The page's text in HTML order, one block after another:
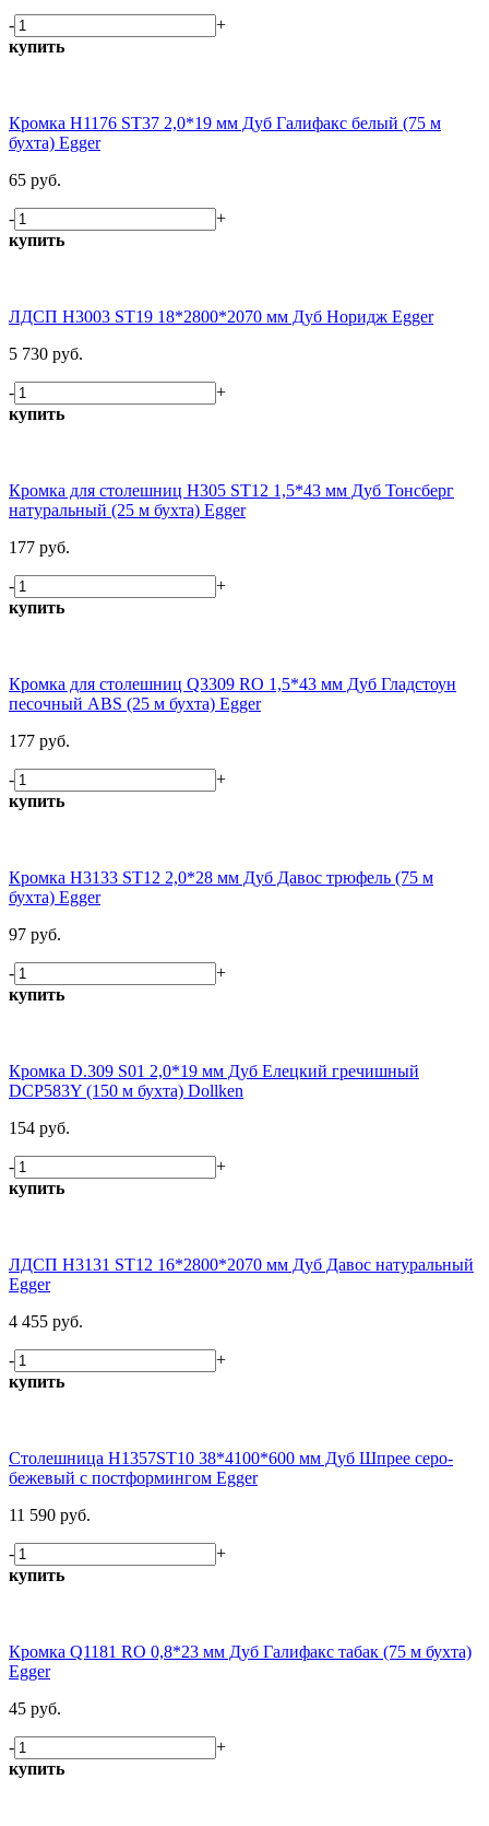
-
+
купить
Кромка H1176 ST37 2,0*19 мм Дуб Галифакс белый (75 м
бухта) Egger
65 руб.
-
+
купить
ЛДСП H3003 ST19 18*2800*2070 мм Дуб Норидж Egger
5 730 руб.
-
+
купить
Кромка для столешниц H305 ST12 1,5*43 мм Дуб Тонсберг
натуральный (25 м бухта) Egger
177 руб.
-
+
купить
Кромка для столешниц Q3309 RO 1,5*43 мм Дуб Гладстоун
песочный ABS (25 м бухта) Egger
177 руб.
-
+
купить
Кромка H3133 ST12 2,0*28 мм Дуб Давос трюфель (75 м
бухта) Egger
97 руб.
-
+
купить
Кромка D.309 S01 2,0*19 мм Дуб Елецкий гречишный
DCP583Y (150 м бухта) Dollken
154 руб.
-
+
купить
ЛДСП H3131 ST12 16*2800*2070 мм Дуб Давос натуральный
Egger
4 455 руб.
-
+
купить
Столешница H1357ST10 38*4100*600 мм Дуб Шпрее серо-
бежевый с постформингом Egger
11 590 руб.
-
+
купить
Кромка Q1181 RO 0,8*23 мм Дуб Галифакс табак (75 м бухта)
Egger
45 руб.
-
+
купить